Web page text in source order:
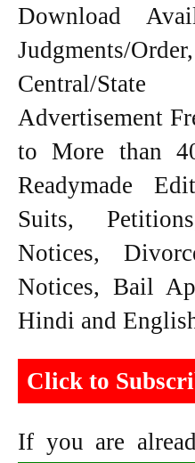
Download
Judgments/
Central/
Advertisement
to More than
Readymade
Suits,
Notices,
Notices, Bail
Hindi and
Click to
If you are